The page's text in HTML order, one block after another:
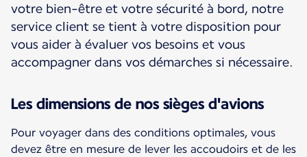
votre bien-être et votre sécurité à bord, notre
service client se tient à votre disposition pour
vous aider à évaluer vos besoins et vous
accompagner dans vos démarches si nécessaire.
Les dimensions de nos sièges d'avions
Pour voyager dans des conditions optimales, vous
devez être en mesure de lever les accoudoirs et de les